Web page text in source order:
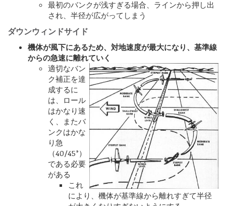
最初のバンクが浅すぎる場合、ラインから押し出
され、半径が広がってしまう
ダウンウィンドサイド
機体が風下にあるため、対地速度が最大になり、基準線
からの急速に離れていく
適切なバン
ク補正を達
成するに
は、ロール
はかなり速
く、またバ
ンクはかな
り急
（40/45°）
である必要
がある
これ
により、機体が基準線から離れすぎて半径